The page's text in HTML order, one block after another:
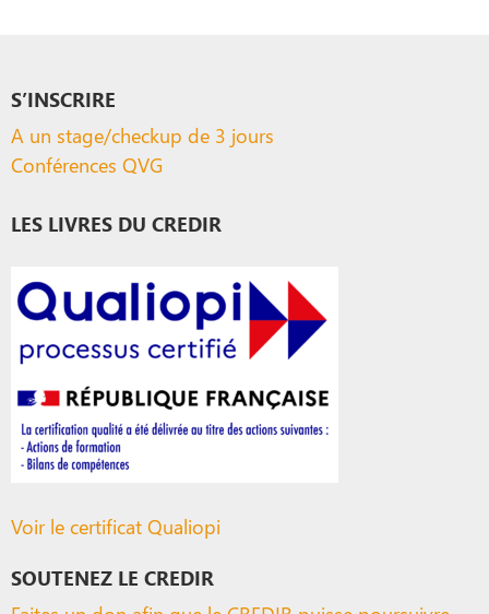
S’INSCRIRE
A un stage/checkup de 3 jours
Conférences QVG
LES LIVRES DU CREDIR
Voir le certificat Qualiopi
SOUTENEZ LE CREDIR